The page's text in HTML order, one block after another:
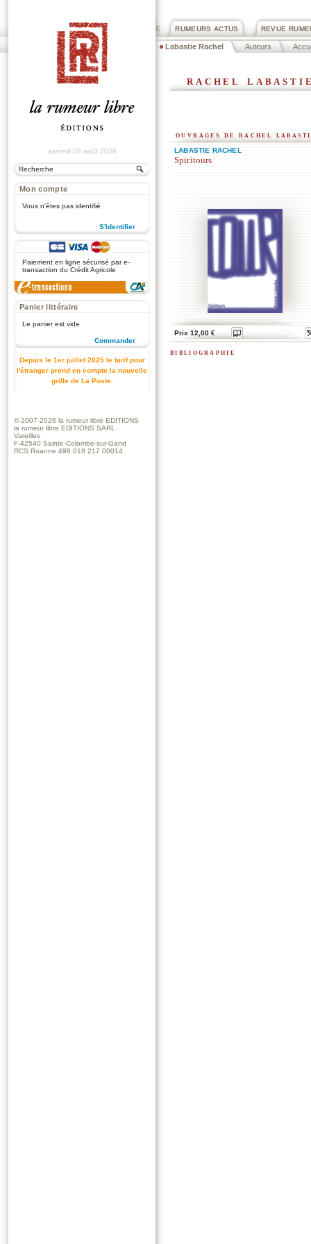
REVUE
RUMEURS ACTUS
PRIX ROGER DEXTRE
Labastie Rachel Auteurs
samedi 08 août 2026
Mon compte
Vous n'êtes pas identifié
S'identifier
Paiement en ligne sécurisé par e-
transaction du Crédit Agricole
Panier littéraire
Le panier est vide
Commander
Depuis le 1er juillet 2025 le tarif pour
l'étranger prend en compte la nouvelle
grille de La Poste.
rachel
ouvrages de rachel
LABASTIE RACHEL
Spiritours
Prix 12,00 €
bibliographie
© 2007-2026 la rumeur libre EDITIONS
la rumeur libre EDITIONS SARL
Vareilles
F-42540 Sainte-Colombe-sur-Gand
RCS Roanne 498 018 217 00014